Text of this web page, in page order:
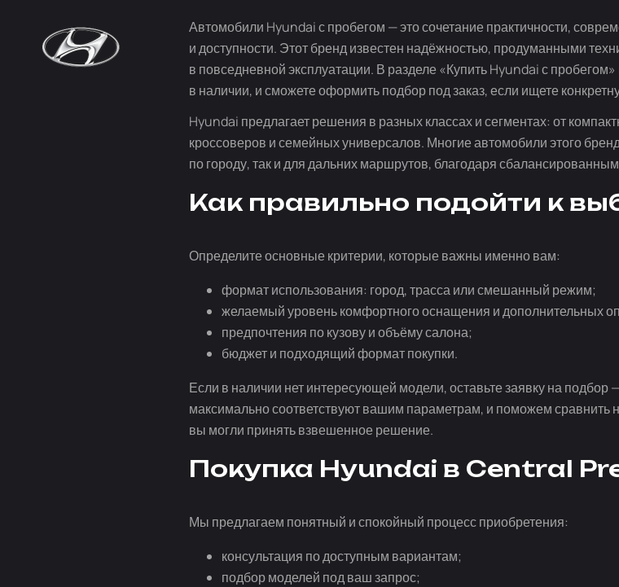
Автомобили Hyundai с пробегом — это сочетание практичности,
и доступности. Этот бренд известен надёжностью, продуманными
в повседневной эксплуатации. В разделе «Купить Hyundai с
в наличии, и сможете оформить подбор под заказ, если ищете
Hyundai предлагает решения в разных классах и сегментах: от
кроссоверов и семейных универсалов. Многие автомобили этого
по городу, так и для дальних маршрутов, благодаря
Как правильно подойти к
Определите основные критерии, которые важны именно вам:
формат использования: город, трасса или смешанный режим;
желаемый уровень комфортного оснащения и дополнительных
предпочтения по кузову и объёму салона;
бюджет и подходящий формат покупки.
Если в наличии нет интересующей модели, оставьте заявку на
максимально соответствуют вашим параметрам, и поможем сравнить
вы могли принять взвешенное решение.
Покупка Hyundai в Central
Мы предлагаем понятный и спокойный процесс приобретения:
консультация по доступным вариантам;
подбор моделей под ваш запрос;